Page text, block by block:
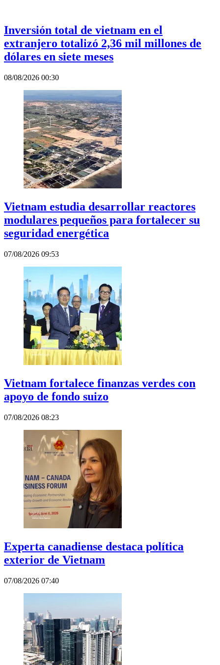
Inversión total de vietnam en el
extranjero totalizó 2,36 mil millones de
dólares en siete meses
08/08/2026 00:30
Vietnam estudia desarrollar reactores
modulares pequeños para fortalecer su
seguridad energética
07/08/2026 09:53
Vietnam fortalece finanzas verdes con
apoyo de fondo suizo
07/08/2026 08:23
Experta canadiense destaca política
exterior de Vietnam
07/08/2026 07:40